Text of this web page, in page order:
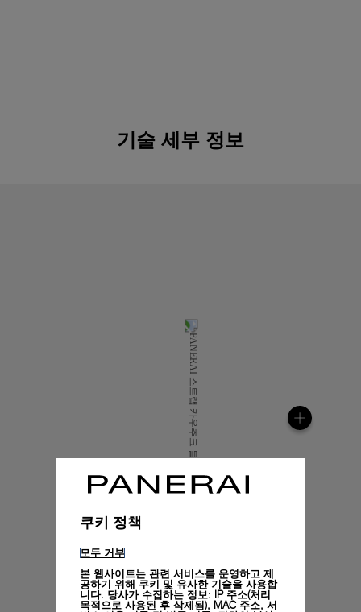
기술 세부 정보
쿠키 정책
모두 거부
본 웹사이트는 관련 서비스를 운영하고 제
공하기 위해 쿠키 및 유사한 기술을 사용합
니다. 당사가 수집하는 정보: IP 주소(처리
목적으로 사용된 후 삭제됨), MAC 주소, 서